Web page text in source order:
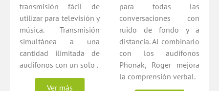
transmisión fácil de
utilizar para televisión y
música. Transmisión
simultánea a una
cantidad ilimitada de
audífonos con un solo .
Ver más
para todas las
conversaciones con
ruido de fondo y a
distancia. Al combinarlo
con los audífonos
Phonak, Roger mejora
la comprensión verbal.